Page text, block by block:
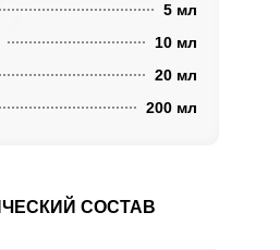
5 мл
10 мл
20 мл
200 мл
СОСТАВ